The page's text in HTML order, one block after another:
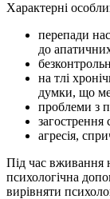
Характерні
перепади
до
на тлі
думки, що
проблеми з
загострення
агресія,
Під час вживання
психологічна
вирівняти